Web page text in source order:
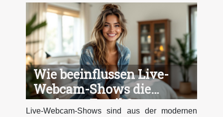
Wie beeinflussen Live-
Webcam-Shows die
moderne Erotik?
Live-Webcam-Shows sind aus der modernen